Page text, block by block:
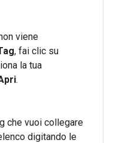
viene
, fai clic su
la tua
.
che vuoi collegare
digitando le